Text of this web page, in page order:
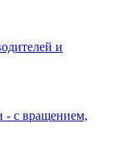
и
- с вращением,